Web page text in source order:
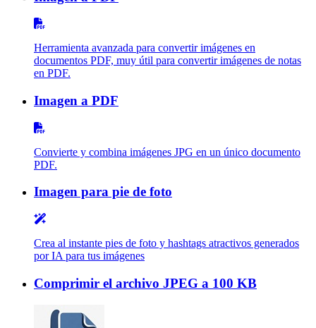
Herramienta avanzada para convertir imágenes en
documentos PDF, muy útil para convertir imágenes de notas
en PDF.
Imagen a PDF
Convierte y combina imágenes JPG en un único documento
PDF.
Imagen para pie de foto
Crea al instante pies de foto y hashtags atractivos generados
por IA para tus imágenes
Comprimir el archivo JPEG a 100 KB